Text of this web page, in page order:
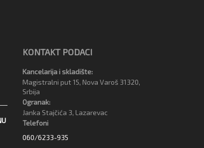
KONTAKT PODACI
Kancelarija i skladište:
Magistralni put 15, Nova Varoš 31320,
Srbija
Ogranak:
Janka Stajčića 3, Lazarevac
Telefoni
060/6233-935